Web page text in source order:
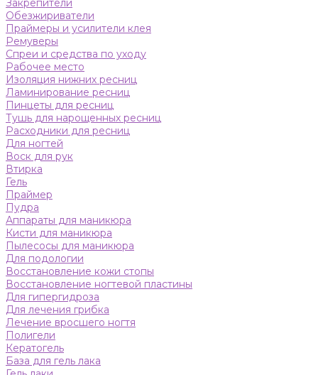
Закрепители
Обезжириватели
Праймеры и усилители клея
Ремуверы
Спреи и средства по уходу
Рабочее место
Изоляция нижних ресниц
Ламинирование ресниц
Пинцеты для ресниц
Тушь для нарощенных ресниц
Расходники для ресниц
Для ногтей
Воск для рук
Втирка
Гель
Праймер
Пудра
Аппараты для маникюра
Кисти для маникюра
Пылесосы для маникюра
Для подологии
Восстановление кожи стопы
Восстановление ногтевой пластины
Для гипергидроза
Для лечения грибка
Лечение вросшего ногтя
Полигели
Кератогель
База для гель лака